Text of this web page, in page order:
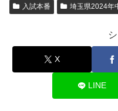
入試本番 埼玉県2024年
X
LINE